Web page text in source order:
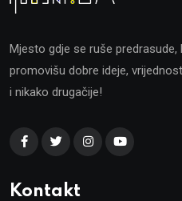
Mjesto gdje se ruše
promovišu dobre ideje,
i nikako drugačije!
Kontakt